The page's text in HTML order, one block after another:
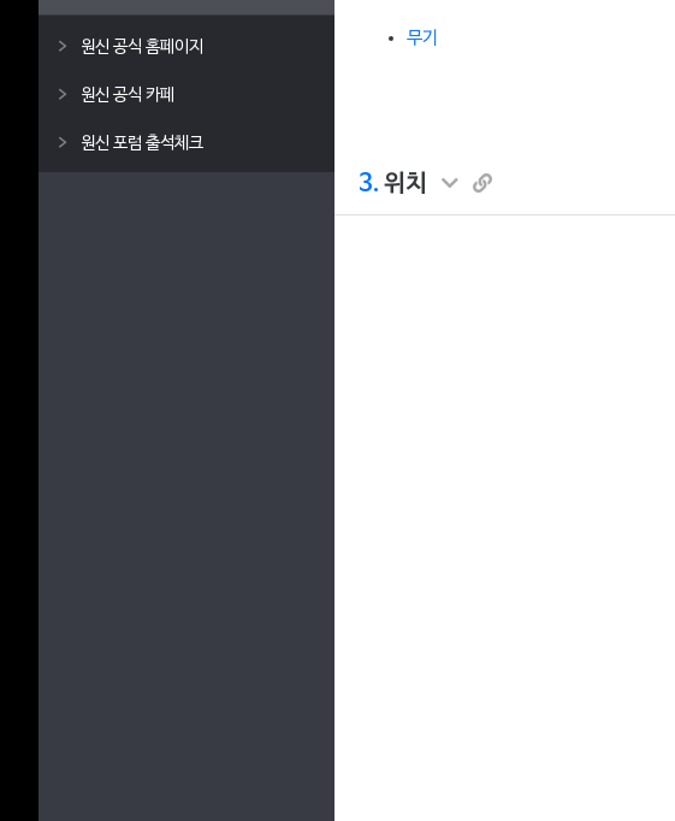
원신 공식 홈페이지
원신 공식 카페
원신 포럼 출석체크
무기
3. 위치